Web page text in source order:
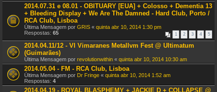
2014.07.31 e 08.01 - OBITUARY [EUA] + Colosso + Dementia 13
+ Bleeding Display + We Are The Damned - Hard Club, Porto /
RCA Club, Lisboa
Última Mensagem por GRIS « quinta abr 10, 2014 1:30 pm
Respostas: 65 1 2 3 4 5
2014.04.11/12 - VI Vimaranes Metallvm Fest @ Ultimatum
(Guimarães)
Última Mensagem por revolutionwithin « quinta abr 10, 2014 10:30 am
2014.05.04 - FM - RCA Club, Lisboa
Última Mensagem por Dr Fringe « quinta abr 10, 2014 1:52 am
Respostas: 4
2014.04.19 - ROYAL BLASPHEMY + JACKIE D + COLLAPSE @